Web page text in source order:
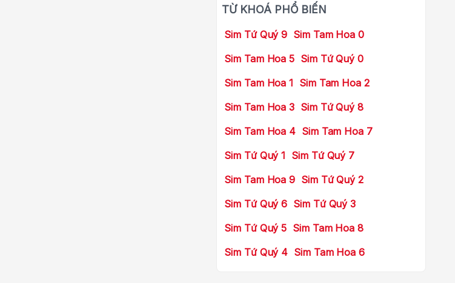
TỪ KHOÁ PHỔ BIẾN
Sim Tứ Quý 9 Sim Tam Hoa 0
Sim Tam Hoa 5 Sim Tứ Quý 0
Sim Tam Hoa 1 Sim Tam Hoa 2
Sim Tam Hoa 3 Sim Tứ Quý 8
Sim Tam Hoa 4 Sim Tam Hoa 7
Sim Tứ Quý 1 Sim Tứ Quý 7
Sim Tam Hoa 9 Sim Tứ Quý 2
Sim Tứ Quý 6 Sim Tứ Quý 3
Sim Tứ Quý 5 Sim Tam Hoa 8
Sim Tứ Quý 4 Sim Tam Hoa 6